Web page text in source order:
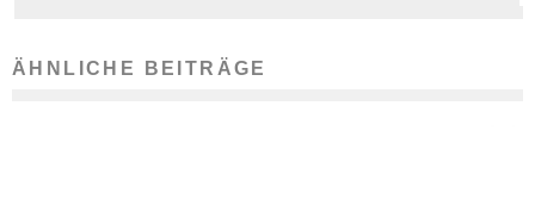
ÄHNLICHE BEITRÄGE